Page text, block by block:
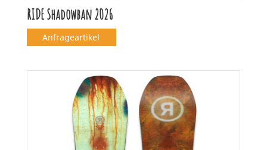
RIDE Shadowban 2026
Anfrageartikel